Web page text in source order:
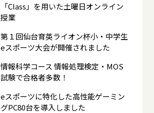
「Class」を用いた土曜日オンライン
授業
第１回仙台育英ライオン杯小・中学生
eスポーツ大会が開催されました
情報科学コース 情報処理検定・MOS
試験で合格者多数！
eスポーツに特化した高性能ゲーミン
グPC80台を導入しました